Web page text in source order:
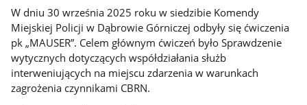
W dniu 30 września 2025 roku w siedzibie Komendy
Miejskiej Policji w Dąbrowie Górniczej odbyły się ćwiczenia
pk„MAUSER”. Celem głównym ćwiczeń było Sprawdzenie
wytycznych dotyczących współdziałania służb
interweniujących na miejscu zdarzenia w warunkach
zagrożenia czynnikami CBRN.